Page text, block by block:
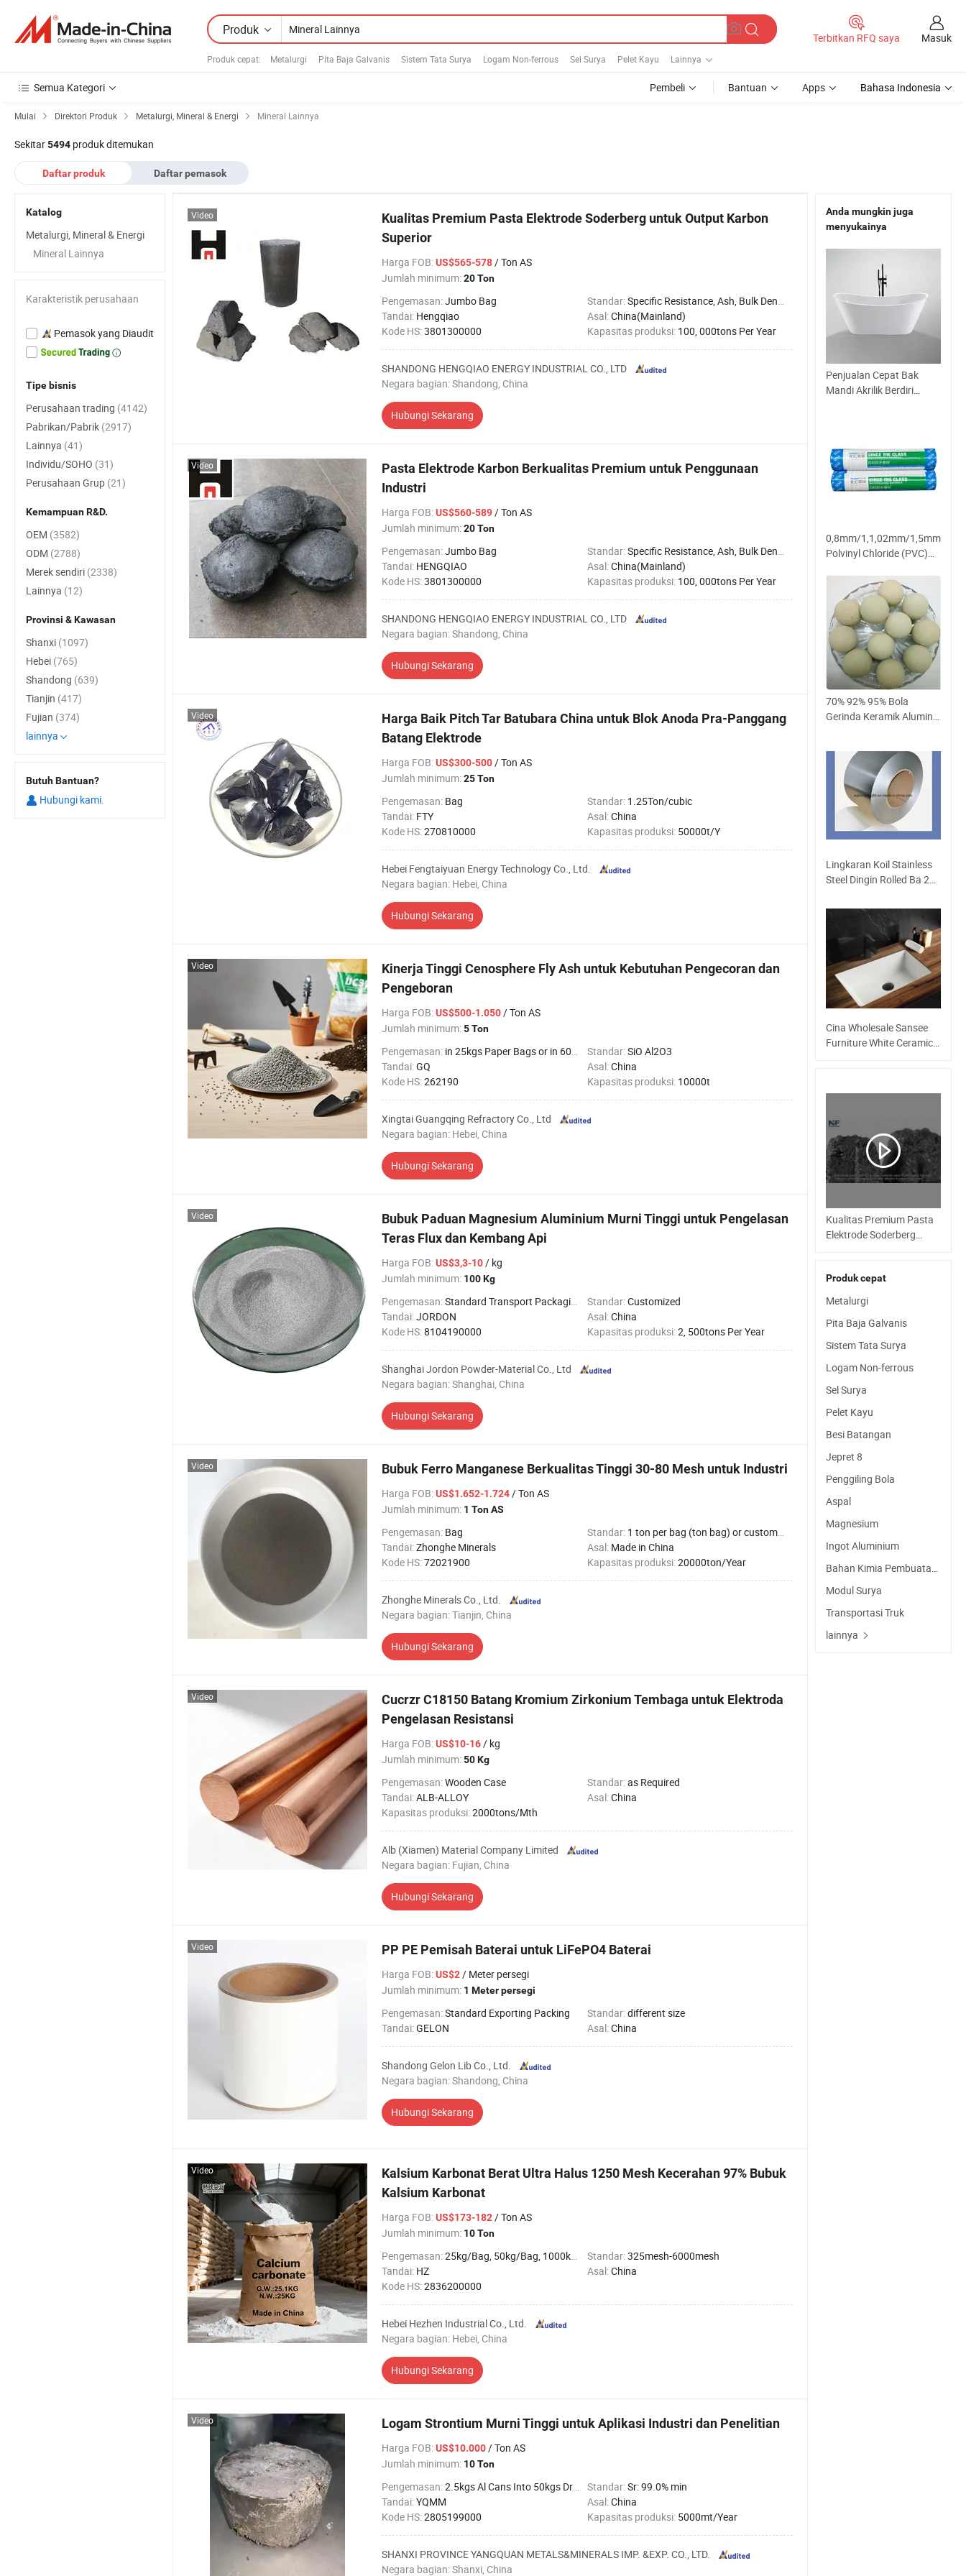
Produk
Produk cepat: Metalurgi Pita Baja Galvanis Sistem Tata Surya Logam Non-ferrous Sel Surya Pelet Kayu Lainnya
Terbitkan RFQ saya Masuk
Semua Kategori Pembeli Bantuan Apps Bahasa Indonesia
Mulai Direktori Produk Metalurgi, Mineral & Energi Mineral Lainnya
Sekitar5494 produk ditemukan
Daftar produk Daftar pemasok
Kualitas Premium Pasta Elektrode Soderberg untuk Output Karbon
Superior
Harga FOB:US$565-578/ Ton AS
Jumlah minimum:20 Ton
Pengemasan:Jumbo Bag Standar:Specific Resistance, Ash, Bulk Density,
Tandai: Hengqiao Asal:China(Mainland)
Kode HS:3801300000 Kapasitas produksi: 100, 000tons Per Year
SHANDONG HENGQIAO ENERGY INDUSTRIAL CO., LTD
Negara bagian: Shandong, China
Hubungi Sekarang
Video
Pasta Elektrode Karbon Berkualitas Premium untuk Penggunaan
Industri
Harga FOB:US$560-589/ Ton AS
Jumlah minimum:20 Ton
Pengemasan:Jumbo Bag Standar:Specific Resistance, Ash, Bulk Density,
Tandai: HENGQIAO Asal:China(Mainland)
Kode HS:3801300000 Kapasitas produksi: 100, 000tons Per Year
SHANDONG HENGQIAO ENERGY INDUSTRIAL CO., LTD
Negara bagian: Shandong, China
Hubungi Sekarang
Video
Harga Baik Pitch Tar Batubara China untuk Blok Anoda Pra-Panggang
Batang Elektrode
Harga FOB:US$300-500/ Ton AS
Jumlah minimum:25 Ton
Pengemasan: Bag Standar: 1.25Ton/cubic
Tandai: FTY Asal:China
Kode HS:270810000 Kapasitas produksi: 50000t/Y
Hebei Fengtaiyuan Energy Technology Co., Ltd.
Negara bagian: Hebei, China
Hubungi Sekarang
Video
Kinerja Tinggi Cenosphere Fly Ash untuk Kebutuhan Pengecoran dan
Pengeboran
Harga FOB:US$500-1.050/ Ton AS
Jumlah minimum:5 Ton
Pengemasan: in 25kgs Paper Bags or in 600kgs Super Bags Suppor Standar:SiO Al2O3
Tandai:GQ Asal:China
Kode HS:262190 Kapasitas produksi: 10000t
Xingtai Guangqing Refractory Co., Ltd
Negara bagian: Hebei, China
Hubungi Sekarang
Video
Bubuk Paduan Magnesium Aluminium Murni Tinggi untuk Pengelasan
Teras Flux dan Kembang Api
Harga FOB:US$3,3-10/ kg
Jumlah minimum: 100 Kg
Pengemasan:Standard Transport Packaging Standar:Customized
Tandai:JORDON Asal:China
Kode HS:8104190000 Kapasitas produksi:2, 500tons Per Year
Shanghai Jordon Powder-Material Co., Ltd
Negara bagian: Shanghai, China
Hubungi Sekarang
Video
Bubuk Ferro Manganese Berkualitas Tinggi 30-80 Mesh untuk Industri
Harga FOB:US$1.652-1.724/ Ton AS
Jumlah minimum: 1 Ton AS
Pengemasan: Bag Standar: 1 ton per bag (ton bag) or custom steel drums.
Tandai:Zhonghe Minerals Asal: Made in China
Kode HS:72021900 Kapasitas produksi:20000ton/Year
Zhonghe Minerals Co., Ltd.
Negara bagian: Tianjin, China
Hubungi Sekarang
Video
Cucrzr C18150 Batang Kromium Zirkonium Tembaga untuk Elektroda
Pengelasan Resistansi
Harga FOB:US$10-16/ kg
Jumlah minimum:50 Kg
Pengemasan:Wooden Case Standar:as Required
Tandai:ALB-ALLOY Asal:China
Kapasitas produksi:2000tons/Mth
Alb (Xiamen) Material Company Limited
Negara bagian: Fujian, China
Hubungi Sekarang
Video
PP PE Pemisah Baterai untuk LiFePO4 Baterai
Harga FOB:US$2/ Meter persegi
Jumlah minimum: 1 Meter persegi
Pengemasan:Standard Exporting Packing Standar:different size
Tandai:GELON Asal:China
Shandong Gelon Lib Co., Ltd.
Negara bagian: Shandong, China
Hubungi Sekarang
Video
Kalsium Karbonat Berat Ultra Halus 1250 Mesh Kecerahan 97% Bubuk
Kalsium Karbonat
Harga FOB:US$173-182/ Ton AS
Jumlah minimum: 10 Ton
Pengemasan:25kg/Bag, 50kg/Bag, 1000kg/Bag Standar:325mesh-6000mesh
Tandai: HZ Asal:China
Kode HS:2836200000
Hebei Hezhen Industrial Co., Ltd.
Negara bagian: Hebei, China
Hubungi Sekarang
Video
Logam Strontium Murni Tinggi untuk Aplikasi Industri dan Penelitian
Harga FOB:US$10.000/ Ton AS
Jumlah minimum: 10 Ton
Pengemasan:2.5kgs Al Cans Into 50kgs Drums on Pallets Standar:Sr: 99.0% min
Tandai:YQMM Asal:China
Kode HS:2805199000 Kapasitas produksi: 5000mt/Year
SHANXI PROVINCE YANGQUAN METALS&MINERALS IMP. &EXP. CO., LTD.
Negara bagian: Shanxi, China
Video
Anda mungkin juga
menyukainya
Penjualan Cepat Bak
Mandi Akrilik Berdiri
0,8mm/1,1,02mm/1,5mm/
Polvinyl Chloride (PVC)
selaput kualitas Tinggi
Bahan Pembungkus
Konstruksi
70% 92% 95% Bola
Gerinda Keramik Alumina
Lingkaran Koil Stainless
Steel Dingin Rolled Ba 201
321
Cina Wholesale Sansee
Furniture White Ceramic
Segiempat 20 5/8"
Wastafel! Kamar mandi di
Kualitas Premium Pasta
Elektrode Soderberg
untuk Output Karbon
Superior
Produk cepat
Metalurgi
Pita Baja Galvanis
Sistem Tata Surya
Logam Non-ferrous
Sel Surya
Pelet Kayu
Besi Batangan
Jepret 8
Penggiling Bola
Aspal
Magnesium
Ingot Aluminium
Bahan Kimia Pembuatan Kertas
Modul Surya
Transportasi Truk
lainnya
Katalog
Metalurgi, Mineral & Energi
Mineral Lainnya
Karakteristik perusahaan
Pemasok yang Diaudit
Tipe bisnis
Perusahaan trading (4142)
Pabrikan/Pabrik (2917)
Lainnya (41)
Individu/SOHO (31)
Perusahaan Grup (21)
Kemampuan R&D.
OEM (3582)
ODM (2788)
Merek sendiri (2338)
Lainnya (12)
Provinsi & Kawasan
Shanxi (1097)
Hebei (765)
Shandong (639)
Tianjin (417)
Fujian (374)
lainnya
Butuh Bantuan?
Hubungi kami.